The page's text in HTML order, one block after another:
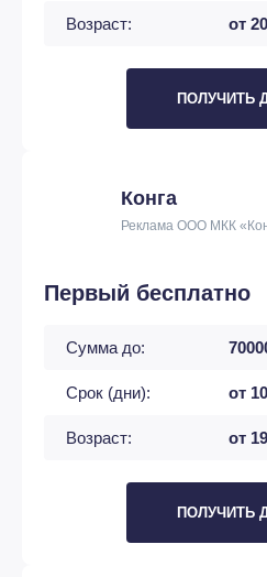
Возраст: от
ПОЛУЧИТЬ
Конга
Реклама ООО МКК
Первый бесплатно
Сумма до:
Срок (дни): от
Возраст: от
ПОЛУЧИТЬ